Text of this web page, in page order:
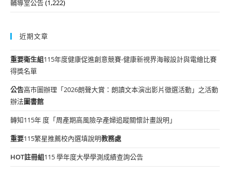
輔導室公告(1,222)
近期文章
重要衛生組115年度健康促進創意競賽-健康新視界海報設計與電繪比賽
得獎名單
公告高市圖辦理「2026朗聲大賞：朗讀文本演出影片徵選活動」之活動
辦法圖書館
轉知115年 度「周產期高風險孕產婦追蹤關懷計畫說明」
重要115繁星推薦校內選填說明教務處
HOT註冊組115 學年度大學學測成績查詢公告